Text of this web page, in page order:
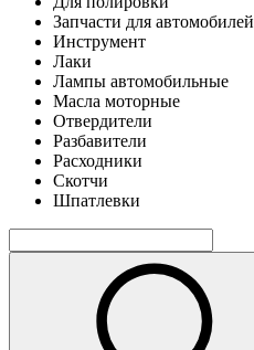
Запчасти для автомобилей
Инструмент
Лаки
Лампы автомобильные
Масла моторные
Отвердители
Разбавители
Расходники
Скотчи
Шпатлевки